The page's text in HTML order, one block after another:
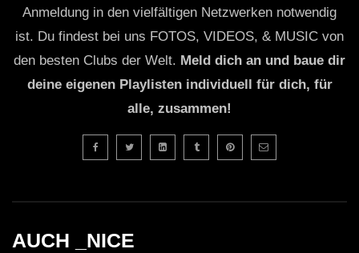
Anmeldung in den vielfältigen Netzwerken notwendig
ist. Du findest bei uns FOTOS, VIDEOS, & MUSIC von
den besten Clubs der Welt. Meld dich an und baue dir
deine eigenen Playlisten individuell für dich, für
alle, zusammen!
AUCH _NICE